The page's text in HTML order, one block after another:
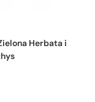
Herbata i